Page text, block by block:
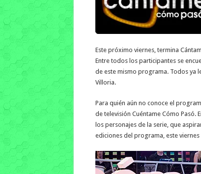
Este próximo viernes, termina
Entre todos los participantes se
de este mismo programa. Todos ya
Villoria.
Para quién aún no conoce el
de televisión Cuéntame Cómo Pasó.
los personajes de la serie, que
ediciones del programa, este